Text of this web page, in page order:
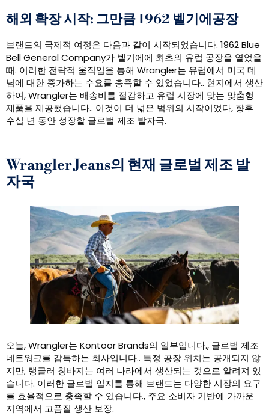
해외 확장 시작: 그만큼 1962 벨기에공장
브랜드의 국제적 여정은 다음과 같이 시작되었습니다. 1962 Blue
Bell General Company가 벨기에에 최초의 유럽 공장을 열었을
때. 이러한 전략적 움직임을 통해 Wrangler는 유럽에서 미국 데
님에 대한 증가하는 수요를 충족할 수 있었습니다.. 현지에서 생산
하여, Wrangler는 배송비를 절감하고 유럽 시장에 맞는 맞춤형
제품을 제공했습니다.. 이것이 더 넓은 범위의 시작이었다, 향후
수십 년 동안 성장할 글로벌 제조 발자국.
Wrangler Jeans의 현재 글로벌 제조 발
자국
오늘, Wrangler는 Kontoor Brands의 일부입니다., 글로벌 제조
네트워크를 감독하는 회사입니다.. 특정 공장 위치는 공개되지 않
지만, 랭글러 청바지는 여러 나라에서 생산되는 것으로 알려져 있
습니다. 이러한 글로벌 입지를 통해 브랜드는 다양한 시장의 요구
를 효율적으로 충족할 수 있습니다., 주요 소비자 기반에 가까운
지역에서 고품질 생산 보장.